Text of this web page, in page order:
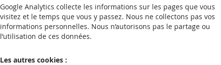
Google Analytics collecte les informations sur les pages que vous
visitez et le temps que vous y passez. Nous ne collectons pas vos
informations personnelles. Nous n’autorisons pas le partage ou
l’utilisation de ces données.
Les autres cookies :